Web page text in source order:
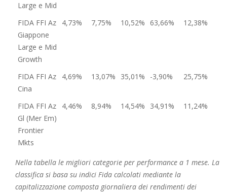
Large e Mid
FIDA FFI Az
Giappone
Large e Mid
Growth
4,73% 7,75% 10,52% 63,66% 12,38%
FIDA FFI Az
Cina
4,69% 13,07% 35,01% -3,90% 25,75%
FIDA FFI Az
Gl (Mer Em)
Frontier
Mkts
4,46% 8,94% 14,54% 34,91% 11,24%
Nella tabella le migliori categorie per performance a 1 mese. La
classifica si basa su indici Fida calcolati mediante la
capitalizzazione composta giornaliera dei rendimenti dei